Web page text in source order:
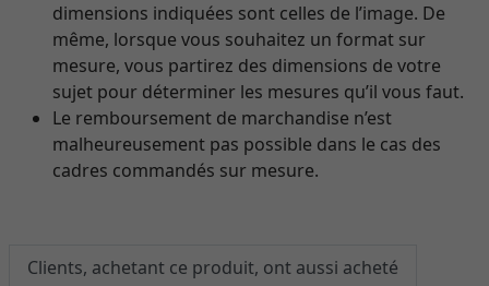
dimensions indiquées sont celles de l’image. De
même, lorsque vous souhaitez un format sur
mesure, vous partirez des dimensions de votre
sujet pour déterminer les mesures qu’il vous faut.
Le remboursement de marchandise n’est
malheureusement pas possible dans le cas des
cadres commandés sur mesure.
Clients, achetant ce produit, ont aussi acheté